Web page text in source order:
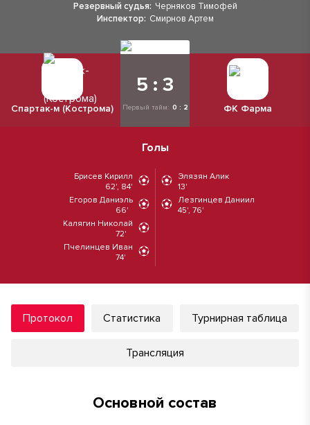
Резервный судья: Черняков Тимофей
Инспектор: Смирнов Артем
Спартак-м (Кострома)
5 : 3
Первый тайм: 0 : 2 ФК Фарма
Голы
Брисев Кирилл
62', 84'
Егоров Даниэль
66'
Калягин Николай
72'
Пчелинцев Иван
74'
Элязян Алик
13'
Лезгинцев Даниил
45', 76'
Протокол Статистика Турнирная таблица
Трансляция
Основной состав